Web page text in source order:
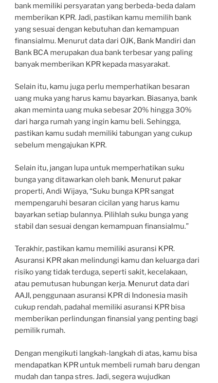
bank memiliki persyaratan yang berbeda-beda dalam
memberikan KPR. Jadi, pastikan kamu memilih bank
yang sesuai dengan kebutuhan dan kemampuan
finansialmu. Menurut data dari OJK, Bank Mandiri dan
Bank BCA merupakan dua bank terbesar yang paling
banyak memberikan KPR kepada masyarakat.
Selain itu, kamu juga perlu memperhatikan besaran
uang muka yang harus kamu bayarkan. Biasanya, bank
akan meminta uang muka sebesar 20% hingga 30%
dari harga rumah yang ingin kamu beli. Sehingga,
pastikan kamu sudah memiliki tabungan yang cukup
sebelum mengajukan KPR.
Selain itu, jangan lupa untuk memperhatikan suku
bunga yang ditawarkan oleh bank. Menurut pakar
properti, Andi Wijaya, “Suku bunga KPR sangat
mempengaruhi besaran cicilan yang harus kamu
bayarkan setiap bulannya. Pilihlah suku bunga yang
stabil dan sesuai dengan kemampuan finansialmu.”
Terakhir, pastikan kamu memiliki asuransi KPR.
Asuransi KPR akan melindungi kamu dan keluarga dari
risiko yang tidak terduga, seperti sakit, kecelakaan,
atau pemutusan hubungan kerja. Menurut data dari
AAJI, penggunaan asuransi KPR di Indonesia masih
cukup rendah, padahal memiliki asuransi KPR bisa
memberikan perlindungan finansial yang penting bagi
pemilik rumah.
Dengan mengikuti langkah-langkah di atas, kamu bisa
mendapatkan KPR untuk membeli rumah baru dengan
mudah dan tanpa stres. Jadi, segera wujudkan